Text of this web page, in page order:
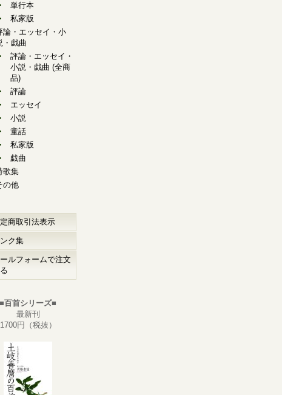
単行本
私家版
論・エッセイ・小
・戯曲
評論・エッセイ・
小説・戯曲 (全商
品)
評論
エッセイ
小説
童話
私家版
戯曲
歌集
の他
商取引法表示
ク集
ルフォームで注文
■百首シリーズ■
最新刊
1700円（税抜）